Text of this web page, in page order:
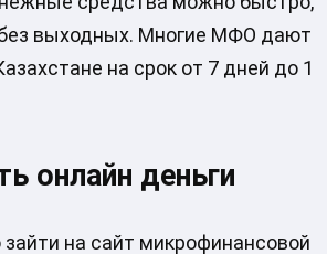
без выходных. Многие МФО дают
на срок от 7 дней до 1
онлайн деньги
на сайт микрофинансовой